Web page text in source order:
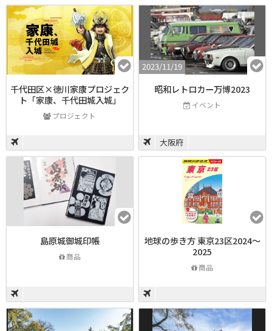
千代田区×徳川家康プロジェク
ト「家康、千代田城入城」
プロジェクト
2023/11/19
昭和レトロカー万博2023
イベント
大阪府
島原城御城印帳
商品
地球の歩き方 東京23区2024～
2025
商品